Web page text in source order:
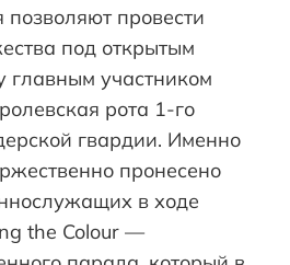
позволяют провести
под открытым
главным участником
рота 1-го
гвардии. Именно
пронесено
в ходе
the Colour —